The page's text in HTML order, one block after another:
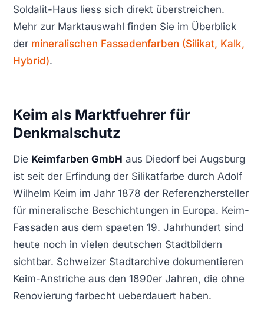
Soldalit-Haus liess sich direkt überstreichen.
Mehr zur Marktauswahl finden Sie im Überblick
der mineralischen Fassadenfarben (Silikat, Kalk,
Hybrid).
Keim als Marktfuehrer für
Denkmalschutz
Die Keimfarben GmbH aus Diedorf bei Augsburg
ist seit der Erfindung der Silikatfarbe durch Adolf
Wilhelm Keim im Jahr 1878 der Referenzhersteller
für mineralische Beschichtungen in Europa. Keim-
Fassaden aus dem spaeten 19. Jahrhundert sind
heute noch in vielen deutschen Stadtbildern
sichtbar. Schweizer Stadtarchive dokumentieren
Keim-Anstriche aus den 1890er Jahren, die ohne
Renovierung farbecht ueberdauert haben.